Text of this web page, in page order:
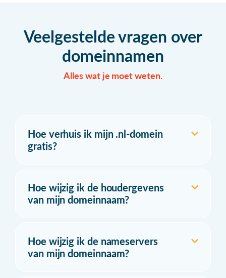
Veelgestelde vragen over
domeinnamen
Alles wat je moet weten.
Hoe verhuis ik mijn .nl-domein
gratis?
Hoe wijzig ik de houdergevens
van mijn domeinnaam?
Hoe wijzig ik de nameservers
van mijn domeinnaam?